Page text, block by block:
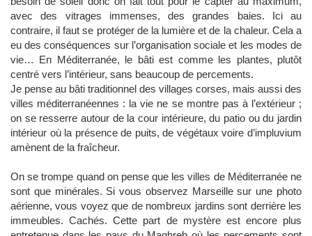
avec des vitrages immenses, des grandes baies. Ici au
contraire, il faut se protéger de la lumière et de la chaleur. Cela a
eu des conséquences sur l’organisation sociale et les modes de
vie… En Méditerranée, le bâti est comme les plantes, plutôt
centré vers l’intérieur, sans beaucoup de percements.
Je pense au bâti traditionnel des villages corses, mais aussi des
villes méditerranéennes : la vie ne se montre pas à l’extérieur ;
on se resserre autour de la cour intérieure, du patio ou du jardin
intérieur où la présence de puits, de végétaux voire d’impluvium
amènent de la fraîcheur.
On se trompe quand on pense que les villes de Méditerranée ne
sont que minérales. Si vous observez Marseille sur une photo
aérienne, vous voyez que de nombreux jardins sont derrière les
immeubles. Cachés. Cette part de mystère est encore plus